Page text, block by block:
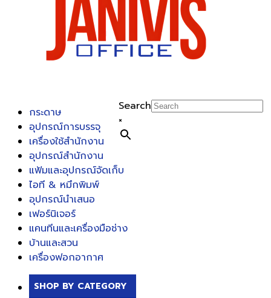
Search
×
กระดาษ
อุปกรณ์การบรรจุ
เครื่องใช้สำนักงาน
อุปกรณ์สำนักงาน
แฟ้มและอุปกรณ์จัดเก็บ
ไอที & หมึกพิมพ์
อุปกรณ์นำเสนอ
เฟอร์นิเจอร์
แคนทีนและเครื่องมือช่าง
บ้านและสวน
เครื่องฟอกอากาศ
SHOP BY CATEGORY